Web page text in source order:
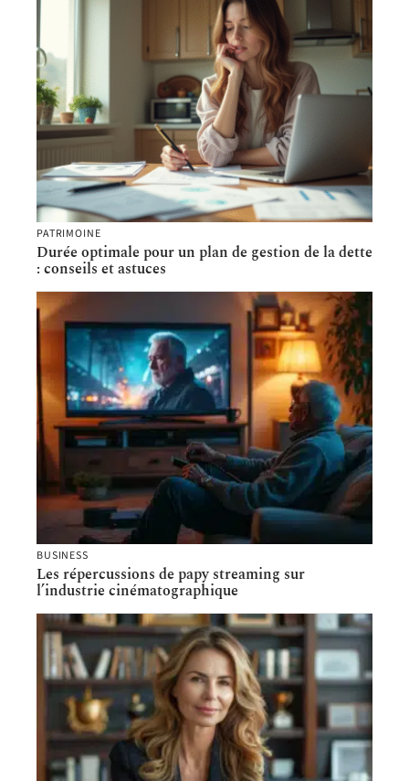
PATRIMOINE
Durée optimale pour un plan de gestion de la dette
: conseils et astuces
BUSINESS
Les répercussions de papy streaming sur
l’industrie cinématographique